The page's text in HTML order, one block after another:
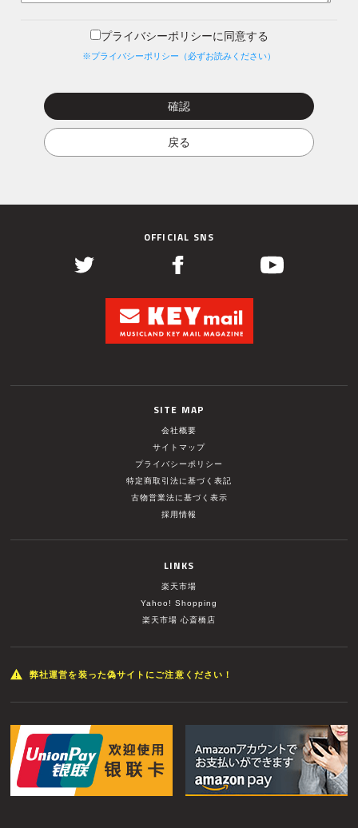
プライバシーポリシーに同意する
※プライバシーポリシー（必ずお読みください）
OFFICIAL SNS
SITE MAP
会社概要
サイトマップ
プライバシーポリシー
特定商取引法に基づく表記
古物営業法に基づく表示
採用情報
LINKS
楽天市場
Yahoo! Shopping
楽天市場 心斎橋店
弊社運営を装った偽サイトにご注意ください！